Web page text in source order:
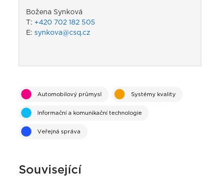
Božena Synková
T: +420 702 182 505
E: synkova@csq.cz
Automobilový průmysl Systémy kvality
Informační a komunikační technologie
Veřejná správa
Související